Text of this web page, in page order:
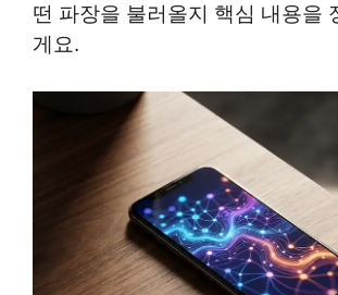
떤 파장을 불러올지 핵심 내용을
게요.